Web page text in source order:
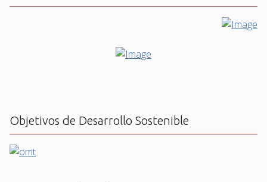
Objetivos de Desarrollo Sostenible